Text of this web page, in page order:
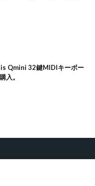
Qmini 32鍵MIDIキーボー
入。